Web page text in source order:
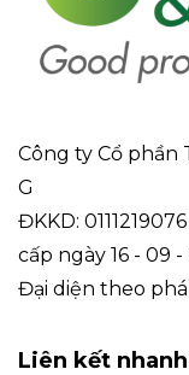
Công ty Cổ phần
G
ĐKKD:
cấp ngày 16 - 09 -
Đại diện theo
Liên kết nhanh